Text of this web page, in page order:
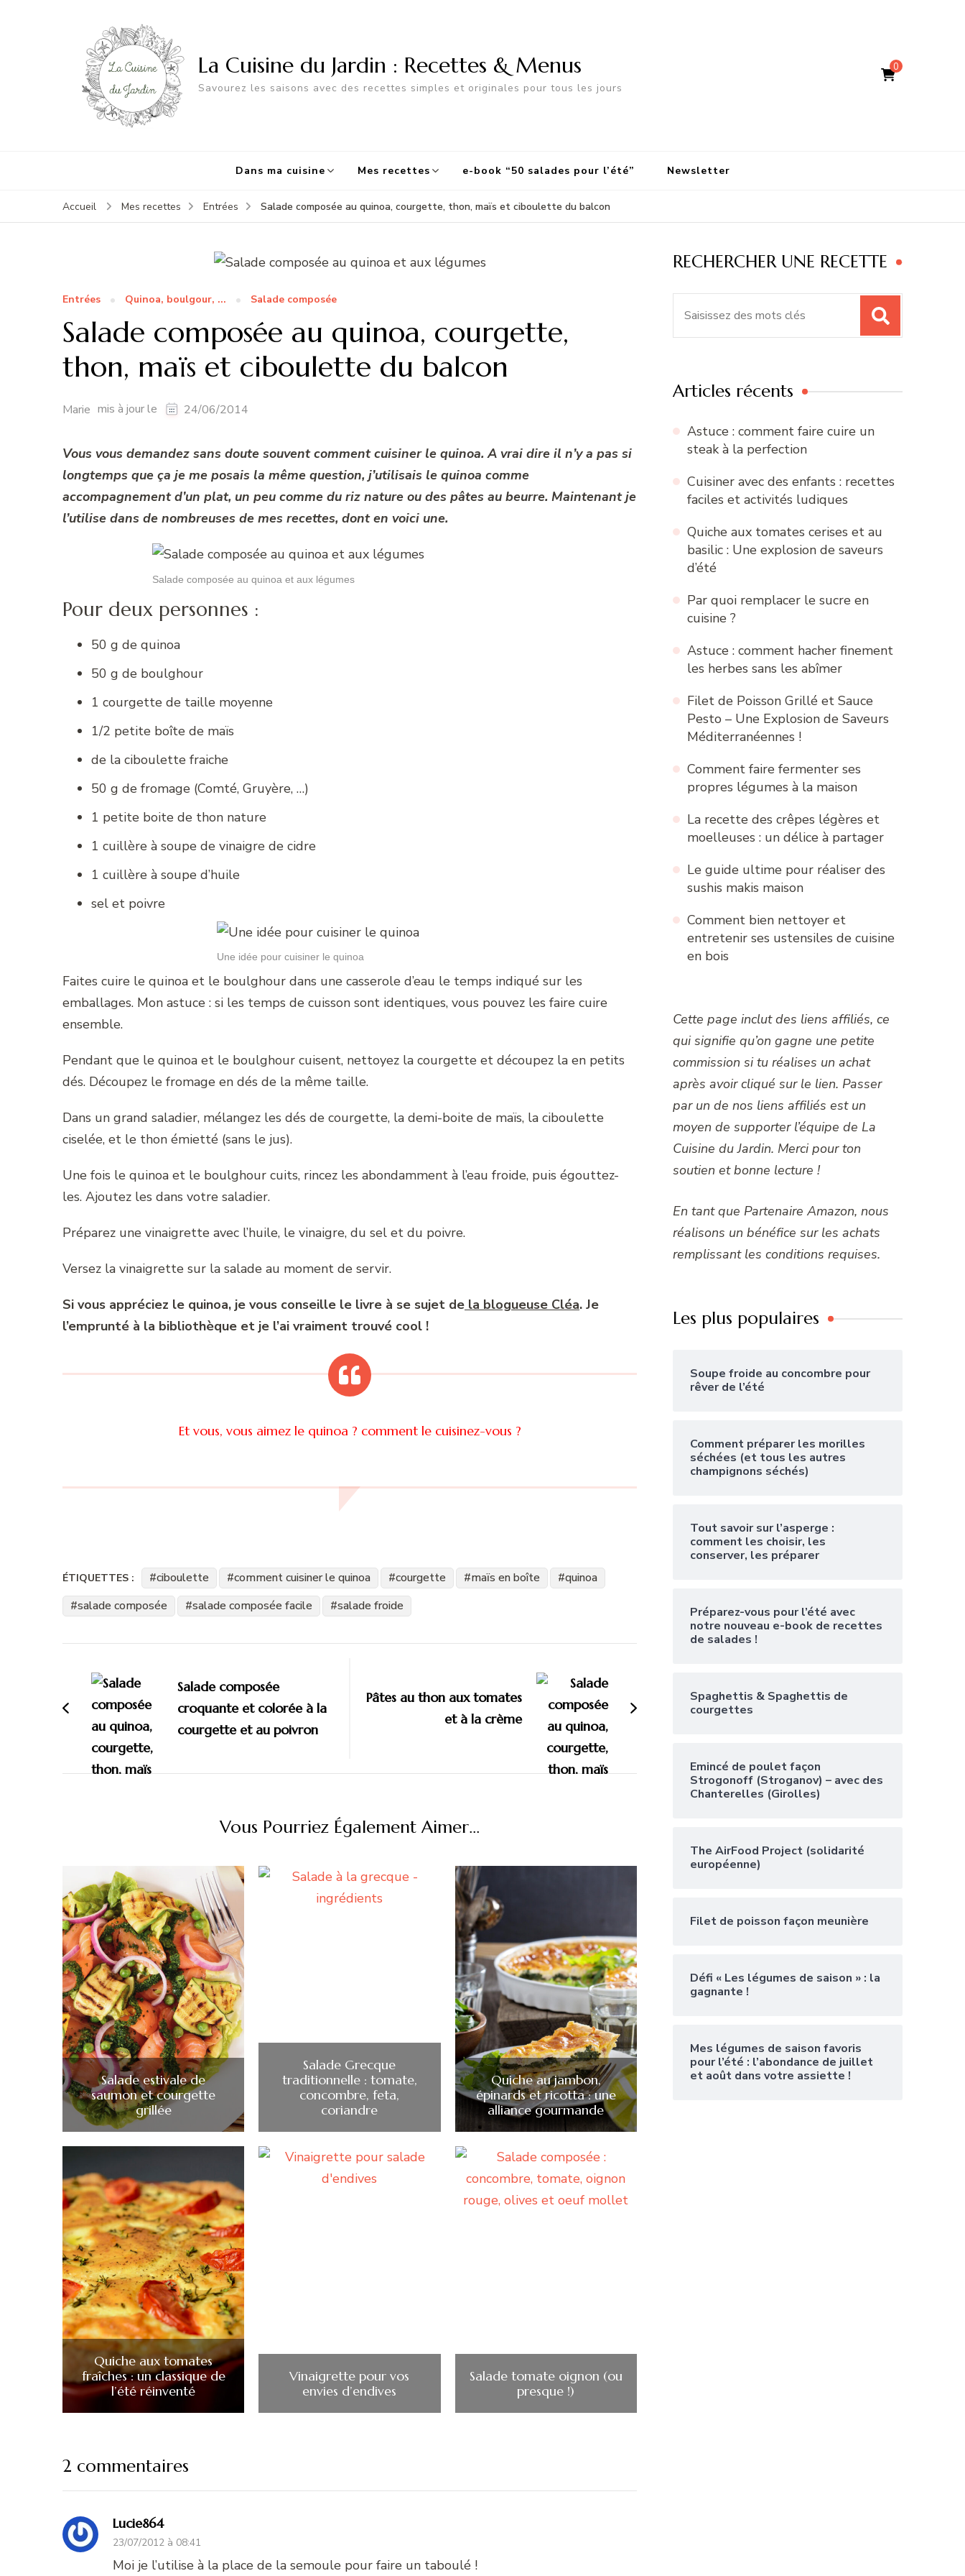
0
La Cuisine du Jardin : Recettes & Menus
Savourez les saisons avec des recettes simples et originales pour tous les jours
Dans ma cuisine Mes recettes e-book “50 salades pour l’été” Newsletter
Accueil Mes recettes Entrées Salade composée au quinoa, courgette, thon, maïs et ciboulette du balcon
Entrées Quinoa, boulgour, ... Salade composée
Salade composée au quinoa, courgette,
thon, maïs et ciboulette du balcon
Marie mis à jour le 24/06/2014
Vous vous demandez sans doute souvent comment cuisiner le quinoa. A vrai dire il n’y a pas si
longtemps que ça je me posais la même question, j’utilisais le quinoa comme
accompagnement d’un plat, un peu comme du riz nature ou des pâtes au beurre. Maintenant je
l’utilise dans de nombreuses de mes recettes, dont en voici une.
Salade composée au quinoa et aux légumes
Pour deux personnes :
50 g de quinoa
50 g de boulghour
1 courgette de taille moyenne
1/2 petite boîte de maïs
de la ciboulette fraiche
50 g de fromage (Comté, Gruyère, …)
1 petite boite de thon nature
1 cuillère à soupe de vinaigre de cidre
1 cuillère à soupe d’huile
sel et poivre
Une idée pour cuisiner le quinoa
Faites cuire le quinoa et le boulghour dans une casserole d’eau le temps indiqué sur les
emballages. Mon astuce : si les temps de cuisson sont identiques, vous pouvez les faire cuire
ensemble.
Pendant que le quinoa et le boulghour cuisent, nettoyez la courgette et découpez la en petits
dés. Découpez le fromage en dés de la même taille.
Dans un grand saladier, mélangez les dés de courgette, la demi-boite de maïs, la ciboulette
ciselée, et le thon émietté (sans le jus).
Une fois le quinoa et le boulghour cuits, rincez les abondamment à l’eau froide, puis égouttez-
les. Ajoutez les dans votre saladier.
Préparez une vinaigrette avec l’huile, le vinaigre, du sel et du poivre.
Versez la vinaigrette sur la salade au moment de servir.
Si vous appréciez le quinoa, je vous conseille le livre à se sujet de la blogueuse Cléa. Je
l’emprunté à la bibliothèque et je l’ai vraiment trouvé cool !
Et vous, vous aimez le quinoa ? comment le cuisinez-vous ?
ÉTIQUETTES : ciboulette comment cuisiner le quinoa courgette maïs en boîte
quinoa
salade composée
salade composée facile salade froide
d'article
Salade composée
croquante et colorée à la
courgette et au poivron
Pâtes au thon aux tomates
et à la crème
Vous Pourriez Également Aimer...
Salade estivale de
saumon et courgette
grillée
Salade Grecque
traditionnelle : tomate,
concombre, feta,
coriandre
Quiche au jambon,
épinards et ricotta : une
alliance gourmande
Quiche aux tomates
fraîches : un classique de
l’été réinventé
Vinaigrette pour vos
envies d’endives
Salade tomate oignon (ou
presque !)
2 commentaires
Lucie864
23/07/2012 à 08:41
Moi je l’utilise à la place de la semoule pour faire un taboulé !
RECHERCHER UNE RECETTE
Articles récents
Astuce : comment faire cuire un
steak à la perfection
Cuisiner avec des enfants : recettes
faciles et activités ludiques
Quiche aux tomates cerises et au
basilic : Une explosion de saveurs
d’été
Par quoi remplacer le sucre en
cuisine ?
Astuce : comment hacher finement
les herbes sans les abîmer
Filet de Poisson Grillé et Sauce
Pesto – Une Explosion de Saveurs
Méditerranéennes !
Comment faire fermenter ses
propres légumes à la maison
La recette des crêpes légères et
moelleuses : un délice à partager
Le guide ultime pour réaliser des
sushis makis maison
Comment bien nettoyer et
entretenir ses ustensiles de cuisine
en bois
Cette page inclut des liens affiliés, ce
qui signifie qu’on gagne une petite
commission si tu réalises un achat
après avoir cliqué sur le lien. Passer
par un de nos liens affiliés est un
moyen de supporter l’équipe de La
Cuisine du Jardin. Merci pour ton
soutien et bonne lecture !
En tant que Partenaire Amazon, nous
réalisons un bénéfice sur les achats
remplissant les conditions requises.
Les plus populaires
Soupe froide au concombre pour
rêver de l’été
Comment préparer les morilles
séchées (et tous les autres
champignons séchés)
Tout savoir sur l’asperge :
comment les choisir, les
conserver, les préparer
Préparez-vous pour l’été avec
notre nouveau e-book de recettes
de salades !
Spaghettis & Spaghettis de
courgettes
Emincé de poulet façon
Strogonoff (Stroganov) – avec des
Chanterelles (Girolles)
The AirFood Project (solidarité
européenne)
Filet de poisson façon meunière
Défi « Les légumes de saison » : la
gagnante !
Mes légumes de saison favoris
pour l’été : l’abondance de juillet
et août dans votre assiette !